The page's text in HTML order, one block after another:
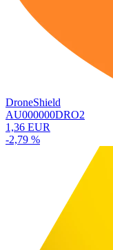
DroneShield
AU000000DRO2
1,36 EUR
-2,79 %